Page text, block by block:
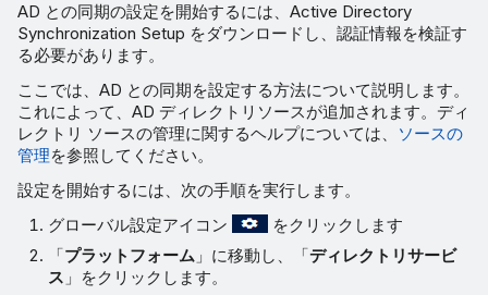
AD との同期の設定を開始するには、Active Directory
Synchronization Setup をダウンロードし、認証情報を検証す
る必要があります。
ここでは、AD との同期を設定する方法について説明します。
これによって、AD ディレクトリソースが追加されます。ディ
レクトリ ソースの管理に関するヘルプについては、
ソースの
管理を参照してください。
設定を開始するには、次の手順を実行します。
グローバル設定アイコン
をクリックします
「プラットフォーム 」に移動し、「ディレクトリサービ
ス 」をクリックします。